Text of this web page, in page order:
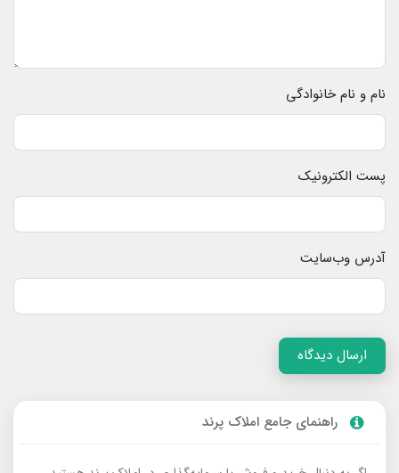
نام و نام خانوادگی
پست الکترونیک
آدرس وب‌سایت
ارسال دیدگاه
راهنمای جامع املاک پرند